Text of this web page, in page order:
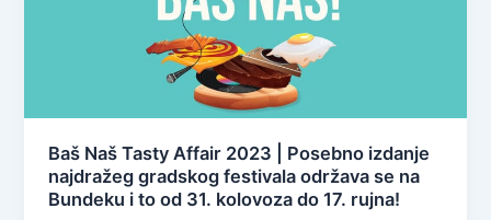
Baš Naš Tasty Affair 2023 | Posebno izdanje
najdražeg gradskog festivala održava se na
Bundeku i to od 31. kolovoza do 17. rujna!